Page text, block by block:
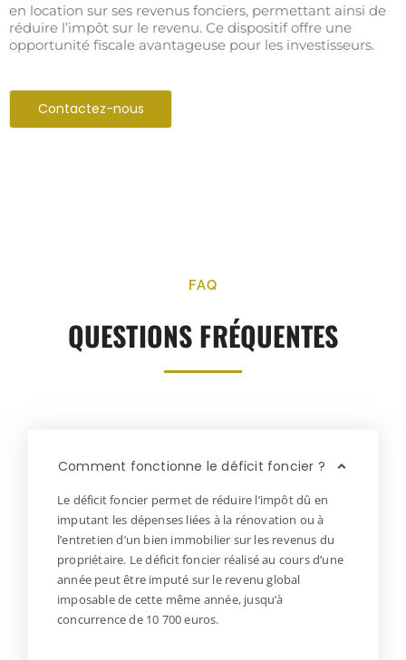
en location sur ses revenus fonciers, permettant ainsi de
réduire l’impôt sur le revenu. Ce dispositif offre une
opportunité fiscale avantageuse pour les investisseurs.
Contactez-nous
FAQ
QUESTIONS FRÉQUENTES
Comment fonctionne le déficit foncier ?
Le déficit foncier permet de réduire l’impôt dû en
imputant les dépenses liées à la rénovation ou à
l’entretien d’un bien immobilier sur les revenus du
propriétaire. Le déficit foncier réalisé au cours d’une
année peut être imputé sur le revenu global
imposable de cette même année, jusqu’à
concurrence de 10 700 euros.